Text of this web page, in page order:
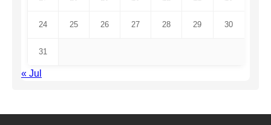
24 25 26 27 28 29 30
31
« Jul